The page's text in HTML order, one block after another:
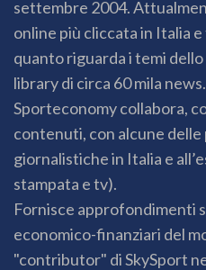
settembre 2004.
online più cliccata in Italia
quanto riguarda i temi
library di circa 60 mila news.
Sporteconomy collabora,
contenuti, con alcune
giornalistiche in Italia e
stampata e tv).
Fornisce approfondimenti
economico-finanziari del
"contributor" di SkySport